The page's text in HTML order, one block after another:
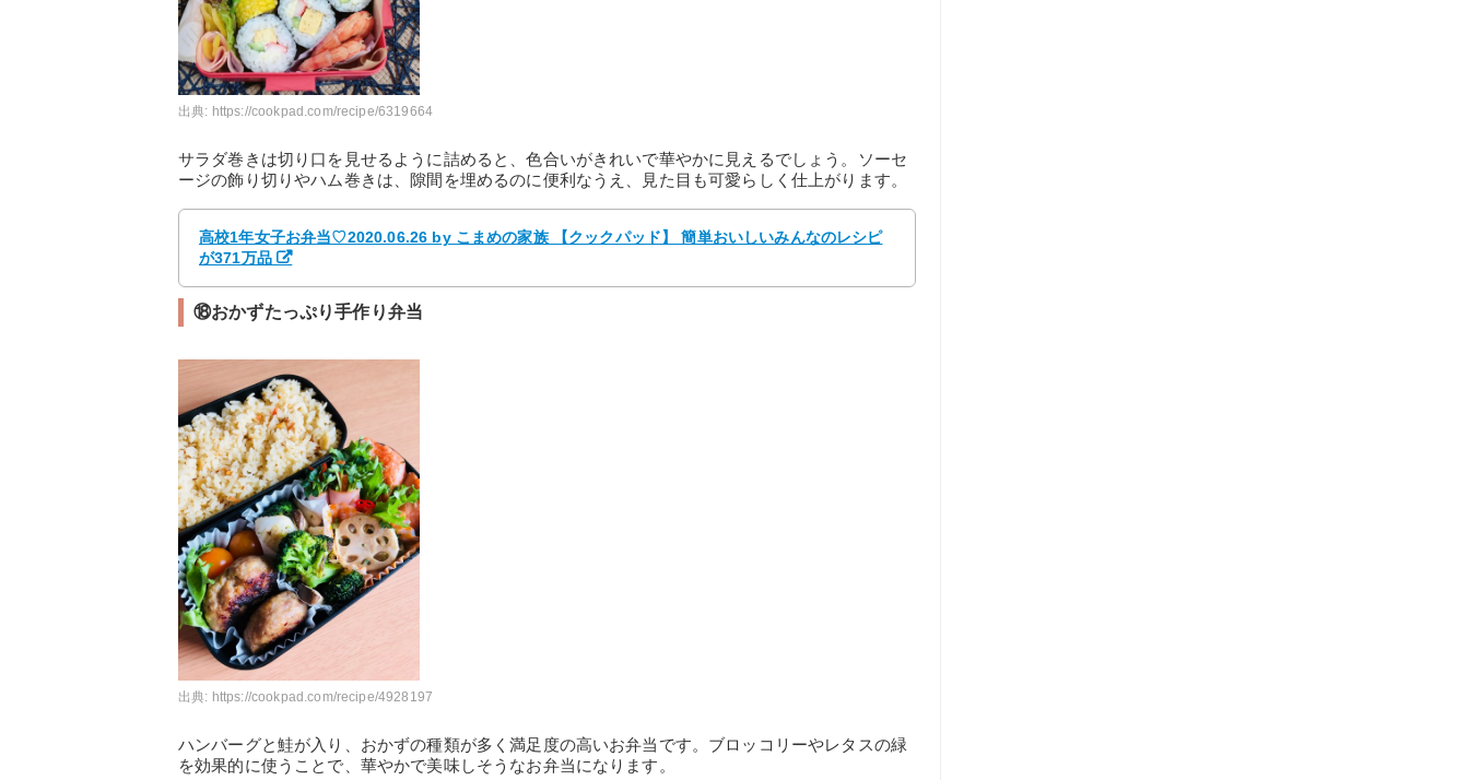
出典: https://cookpad.com/recipe/6319664
サラダ巻きは切り口を見せるように詰めると、色合いがきれいで華やかに見えるでしょう。ソーセ
ージの飾り切りやハム巻きは、隙間を埋めるのに便利なうえ、見た目も可愛らしく仕上がります。
高校1年女子お弁当♡2020.06.26 by こまめの家族 【クックパッド】 簡単おいしいみんなのレシピ
が371万品
⑱おかずたっぷり手作り弁当
出典: https://cookpad.com/recipe/4928197
ハンバーグと鮭が入り、おかずの種類が多く満足度の高いお弁当です。ブロッコリーやレタスの緑
を効果的に使うことで、華やかで美味しそうなお弁当になります。